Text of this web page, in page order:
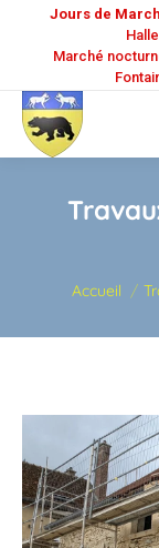
Jours de
Marché
Vous êtes ici :
Accueil